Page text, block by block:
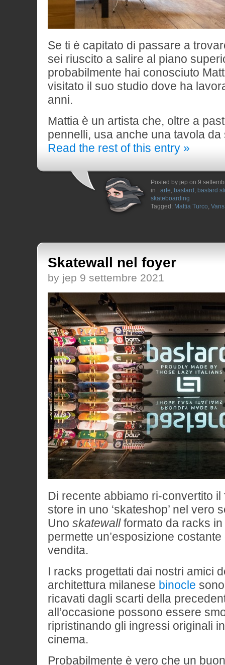
Se ti è capitato di passare a
sei riuscito a salire al piano
probabilmente hai conosciuto
visitato il suo studio dove ha
anni.
Mattia è un artista che, oltre a
pennelli, usa anche una tavola
Read the rest of this entry »
Posted by jep on 9
in : arte, bastard , bastard
skateboarding
Tagged: Mattia Turco, Vans
Skatewall nel foyer
by jep 9 settembre 2021
Di recente abbiamo ri-convertito
store in uno ‘skateshop’ nel vero
Uno skatewallformato da racks
permette un’esposizione
vendita.
I racks progettati dai nostri amici
architettura milanese binocle
ricavati dagli scarti della
all’occasione possono essere
ripristinando gli ingressi originali
cinema.
Probabilmente è vero che un